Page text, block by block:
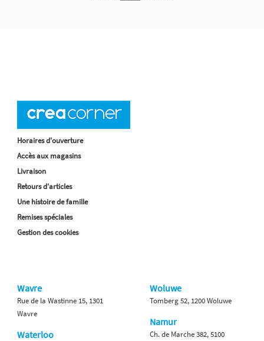
Horaires d'ouverture
Accès aux magasins
Livraison
Retours d'articles
Une histoire de famille
Remises spéciales
Gestion des cookies
Wavre
Rue de la Wastinne 15, 1301
Wavre
Waterloo
Woluwe
Tomberg 52, 1200 Woluwe
Namur
Ch. de Marche 382, 5100